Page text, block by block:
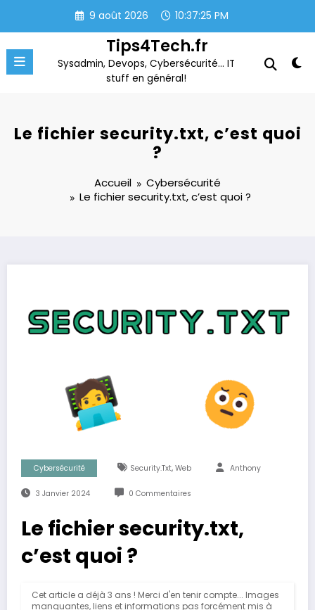
contenu
9 août 2026 10:37:25 PM
Tips4Tech.fr
Sysadmin, Devops, Cybersécurité… IT
stuff en général!
Le fichier security.txt, c’est quoi
?
Accueil
Cybersécurité
Le fichier security.txt, c’est quoi ?
Cybersécurité Security.txt, Web Anthony
3 Janvier 2024 0 Commentaires
Le fichier security.txt,
c’est quoi ?
Cet article a déjà 3 ans ! Merci d'en tenir compte... Images
manquantes, liens et informations pas forcément mis à